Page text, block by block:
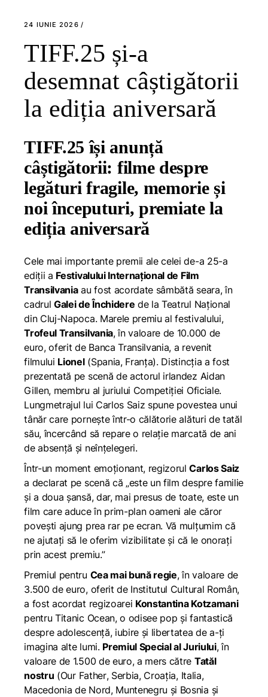
24 IUNIE 2026
TIFF.25 și-a
desemnat câștigătorii
la ediția aniversară
TIFF.25 își anunță
câștigătorii: filme despre
legături fragile, memorie și
noi începuturi, premiate la
ediția aniversară
Cele mai importante premii ale celei de-a 25-a
ediții a Festivalului Internațional de Film
Transilvaniaau fost acordate sâmbătă seara, în
cadrulGalei de Închidere de la Teatrul Național
din Cluj-Napoca. Marele premiu al festivalului,
Trofeul Transilvania, în valoare de 10.000 de
euro, oferit de Banca Transilvania, a revenit
filmului Lionel(Spania, Franța). Distincția a fost
prezentată pe scenă de actorul irlandez Aidan
Gillen, membru al juriului Competiției Oficiale.
Lungmetrajul lui Carlos Saiz spune povestea unui
tânăr care pornește într-o călătorie alături de tatăl
său, încercând să repare o relație marcată de ani
de absență și neînțelegeri.
Într-un moment emoționant, regizorulCarlos Saiz
a declarat pe scenă că „este un film despre familie
și a doua șansă, dar, mai presus de toate, este un
film care aduce în prim-plan oameni ale căror
povești ajung prea rar pe ecran. Vă mulțumim că
ne ajutați să le oferim vizibilitate și că le onorați
prin acest premiu.”
Premiul pentru Cea mai bună regie, în valoare de
3.500 de euro, oferit de Institutul Cultural Român,
a fost acordat regizoarei Konstantina Kotzamani
pentruTitanic Ocean, o odisee pop și fantastică
despre adolescență, iubire și libertatea de a-ți
imagina alte lumi. Premiul Special al Juriului, în
valoare de 1.500 de euro, a mers către Tatăl
nostru (Our Father, Serbia, Croația, Italia,
Macedonia de Nord, Muntenegru și Bosnia și